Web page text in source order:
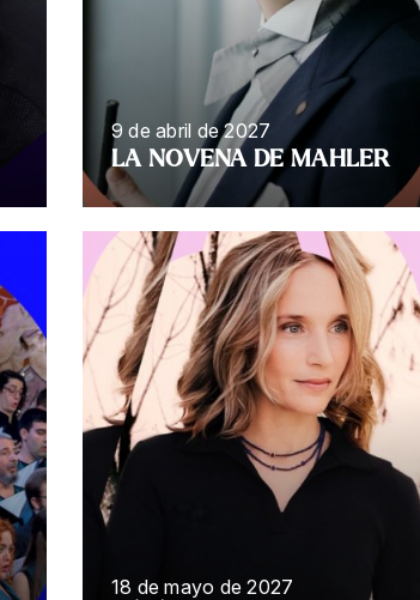
9 de abril de 2027
LA NOVENA DE MAHLER
18 de mayo de 2027